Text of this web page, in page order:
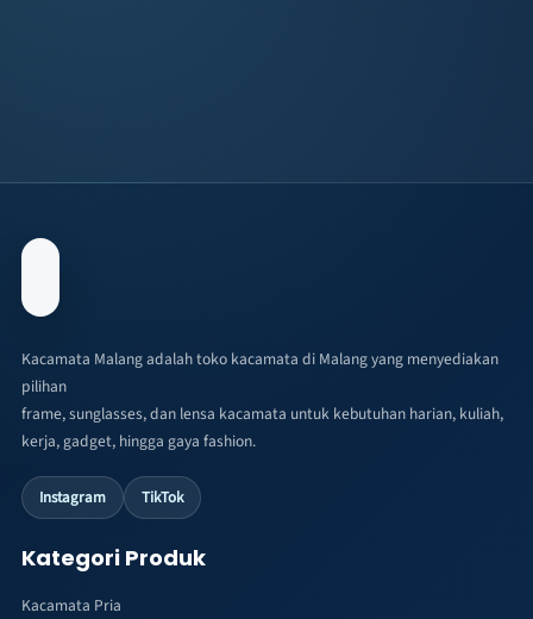
Kacamata Malang adalah toko kacamata di Malang yang menyediakan
pilihan
frame, sunglasses, dan lensa kacamata untuk kebutuhan harian, kuliah,
kerja, gadget, hingga gaya fashion.
Instagram TikTok
Kategori Produk
Kacamata Pria